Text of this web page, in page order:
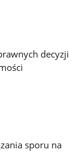
decyzji
sporu na